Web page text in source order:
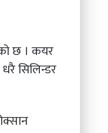
छ । कयर
सिलिन्डर